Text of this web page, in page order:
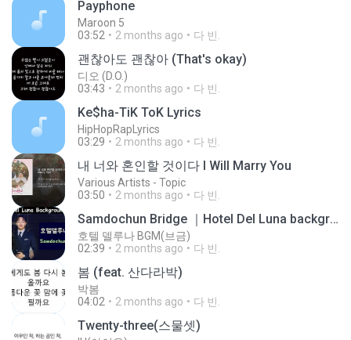
Payphone
Maroon 5
03:52
2 months ago 다 빈.
괜찮아도 괜찮아 (That's okay)
디오 (D.O.)
03:43
2 months ago 다 빈.
Ke$ha-TiK ToK Lyrics
HipHopRapLyrics
03:29
2 months ago 다 빈.
내 너와 혼인할 것이다 I Will Marry You
Various Artists - Topic
03:50
2 months ago 다 빈.
Samdochun Bridge ｜Hotel Del Luna background music, Various Artist ost
호텔 델루나 BGM(브금)
02:39
2 months ago 다 빈.
봄 (feat. 산다라박)
박봄
04:02
2 months ago 다 빈.
Twenty-three(스물셋)